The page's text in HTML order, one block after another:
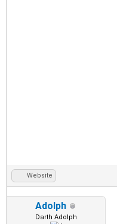
Website
Adolph
Darth Adolph